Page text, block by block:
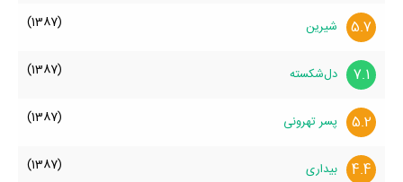
5.7 شیرین (1387)
7.1 دل‌شکسته (1387)
5.2 پسر تهرونی (1387)
4.4 بیداری (1387)